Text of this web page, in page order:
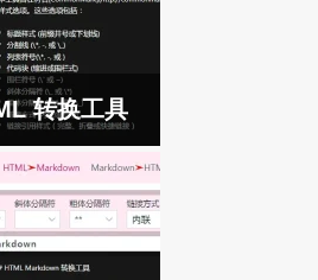
转换工具